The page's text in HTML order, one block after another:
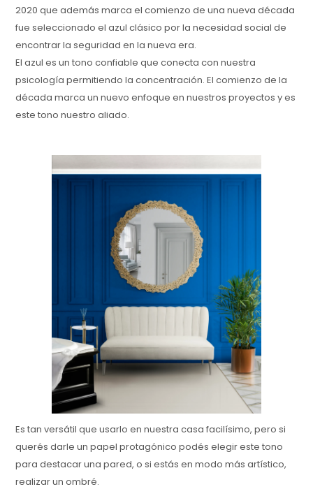
2020 que además marca el comienzo de una nueva década
fue seleccionado el azul clásico por la necesidad social de
encontrar la seguridad en la nueva era.
El azul es un tono confiable que conecta con nuestra
psicología permitiendo la concentración. El comienzo de la
década marca un nuevo enfoque en nuestros proyectos y es
este tono nuestro aliado.
Es tan versátil que usarlo en nuestra casa facilísimo, pero si
querés darle un papel protagónico podés elegir este tono
para destacar una pared, o si estás en modo más artístico,
realizar un ombré.